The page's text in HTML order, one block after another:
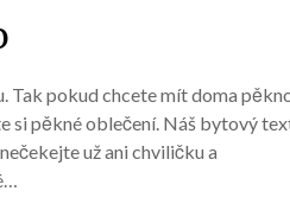
Tak pokud chcete mít doma
si pěkné oblečení. Náš bytový
už ani chviličku a